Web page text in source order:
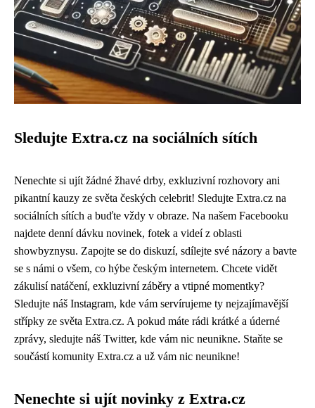
Sledujte Extra.cz na sociálních sítích
Nenechte si ujít žádné žhavé drby, exkluzivní rozhovory ani
pikantní kauzy ze světa českých celebrit! Sledujte Extra.cz na
sociálních sítích a buďte vždy v obraze. Na našem Facebooku
najdete denní dávku novinek, fotek a videí z oblasti
showbyznysu. Zapojte se do diskuzí, sdílejte své názory a bavte
se s námi o všem, co hýbe českým internetem. Chcete vidět
zákulisí natáčení, exkluzivní záběry a vtipné momentky?
Sledujte náš Instagram, kde vám servírujeme ty nejzajímavější
střípky ze světa Extra.cz. A pokud máte rádi krátké a úderné
zprávy, sledujte náš Twitter, kde vám nic neunikne. Staňte se
součástí komunity Extra.cz a už vám nic neunikne!
Nenechte si ujít novinky z Extra.cz